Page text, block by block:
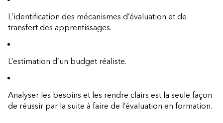
L’identification des mécanismes d’évaluation et de
transfert des apprentissages.
L’estimation d’un budget réaliste.
Analyser les besoins et les rendre clairs est la seule façon
de réussir par la suite à faire de l’évaluation en formation.